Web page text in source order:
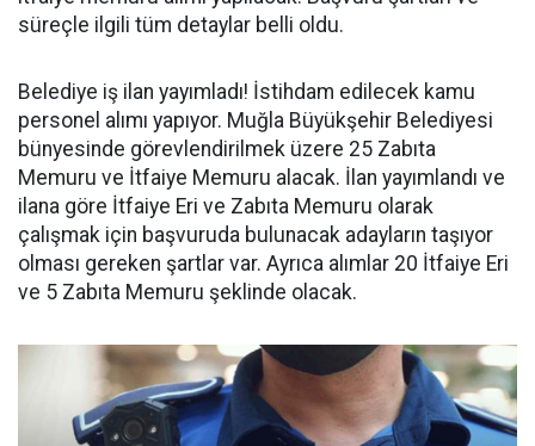
süreçle ilgili tüm detaylar belli oldu.
Belediye iş ilan yayımladı! İstihdam edilecek kamu
personel alımı yapıyor. Muğla Büyükşehir Belediyesi
bünyesinde görevlendirilmek üzere 25 Zabıta
Memuru ve İtfaiye Memuru alacak. İlan yayımlandı ve
ilana göre İtfaiye Eri ve Zabıta Memuru olarak
çalışmak için başvuruda bulunacak adayların taşıyor
olması gereken şartlar var. Ayrıca alımlar 20 İtfaiye Eri
ve 5 Zabıta Memuru şeklinde olacak.